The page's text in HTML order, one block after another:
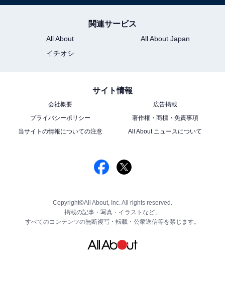
関連サービス
All About
All About Japan
イチオシ
サイト情報
会社概要
広告掲載
プライバシーポリシー
著作権・商標・免責事項
当サイトの情報についての注意
All About ニュースについて
Copyright©All About, Inc. All rights reserved.
掲載の記事・写真・イラストなど、
すべてのコンテンツの無断複写・転載・公衆送信等を禁じます。